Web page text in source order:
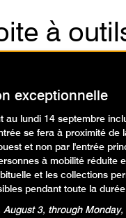
à
/ 4-6 ans
/ Atelier arts
2025
exceptionnelle
au lundi 14 septembre
se fera à proximité de
et non par l'entrée
à mobilité réduite
et les collections
pendant toute la
August 3, through Monday,